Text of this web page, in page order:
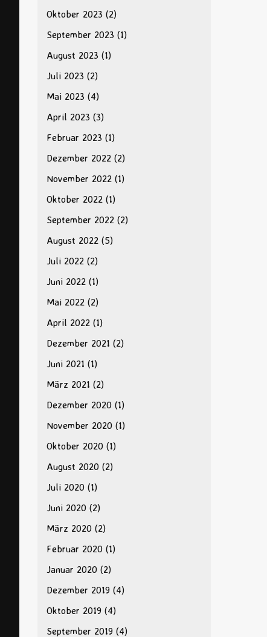
Oktober 2023 (2)
September 2023 (1)
August 2023 (1)
Juli 2023 (2)
Mai 2023 (4)
April 2023 (3)
Februar 2023 (1)
Dezember 2022 (2)
November 2022 (1)
Oktober 2022 (1)
September 2022 (2)
August 2022 (5)
Juli 2022 (2)
Juni 2022 (1)
Mai 2022 (2)
April 2022 (1)
Dezember 2021 (2)
Juni 2021 (1)
März 2021 (2)
Dezember 2020 (1)
November 2020 (1)
Oktober 2020 (1)
August 2020 (2)
Juli 2020 (1)
Juni 2020 (2)
März 2020 (2)
Februar 2020 (1)
Januar 2020 (2)
Dezember 2019 (4)
Oktober 2019 (4)
September 2019 (4)